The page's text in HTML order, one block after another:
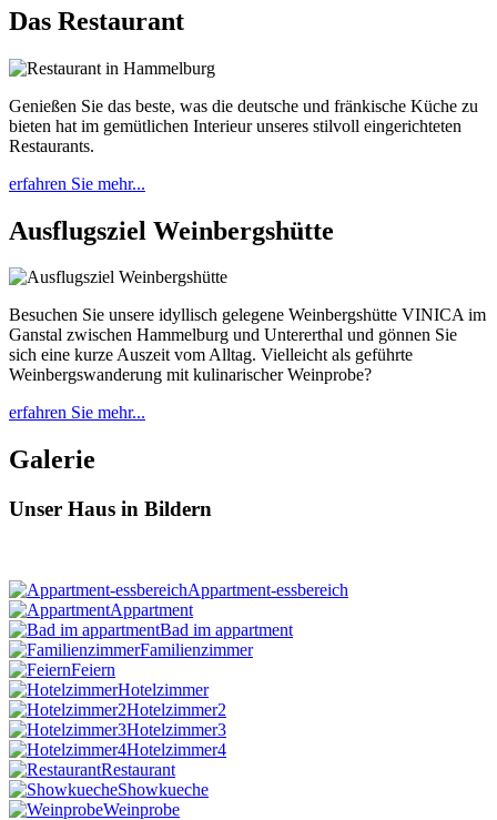
Das Restaurant
Genießen Sie das beste, was die deutsche und fränkische Küche zu
bieten hat im gemütlichen Interieur unseres stilvoll eingerichteten
Restaurants.
erfahren Sie mehr...
Ausflugs­ziel Weinbergs­hütte
Besuchen Sie unsere idyllisch gelegene Weinbergshütte VINICA im
Ganstal zwischen Hammelburg und Untererthal und gönnen Sie
sich eine kurze Auszeit vom Alltag. Vielleicht als geführte
Weinbergswanderung mit kulinarischer Weinprobe?
erfahren Sie mehr...
Galerie
Unser Haus in Bildern
Appartment-essbereich
Appartment
Bad im appartment
Familienzimmer
Feiern
Hotelzimmer
Hotelzimmer2
Hotelzimmer3
Hotelzimmer4
Restaurant
Showkueche
Weinprobe